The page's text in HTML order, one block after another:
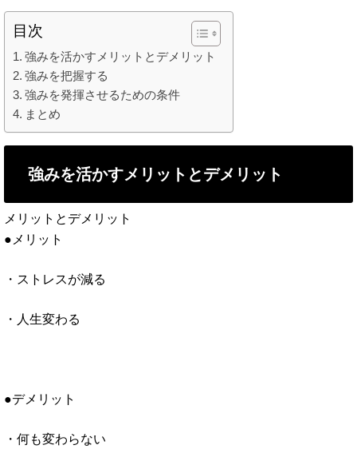
目次
強みを活かすメリットとデメリット
強みを把握する
強みを発揮させるための条件
まとめ
強みを活かすメリットとデメリット
メリットとデメリット
●メリット
・ストレスが減る
・人生変わる
●デメリット
・何も変わらない